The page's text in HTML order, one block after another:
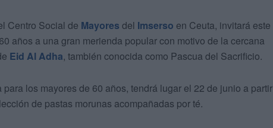
Centro Social de Mayores del Imserso en Ceuta, invitará este
años a una gran merienda popular con motivo de la cercana
Eid Al Adha, también conocida como Pascua del Sacrificio.
los mayores de 60 años, tendrá lugar el 22 de junio a partir
de pastas morunas acompañadas por té.